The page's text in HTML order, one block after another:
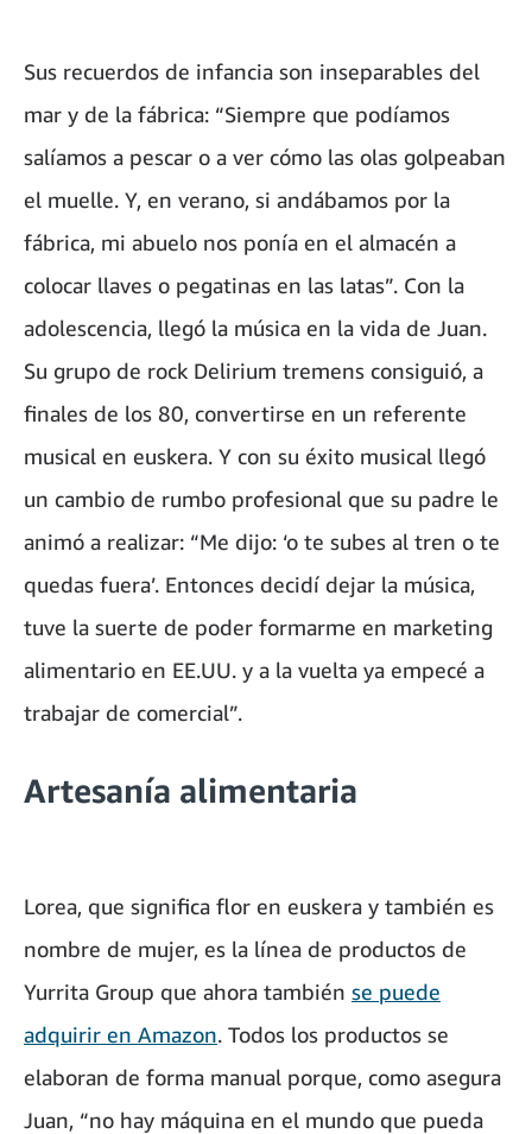
Sus recuerdos de infancia son inseparables del
mar y de la fábrica: “Siempre que podíamos
salíamos a pescar o a ver cómo las olas golpeaban
el muelle. Y, en verano, si andábamos por la
fábrica, mi abuelo nos ponía en el almacén a
colocar llaves o pegatinas en las latas”. Con la
adolescencia, llegó la música en la vida de Juan.
Su grupo de rock Delirium tremens consiguió, a
finales de los 80, convertirse en un referente
musical en euskera. Y con su éxito musical llegó
un cambio de rumbo profesional que su padre le
animó a realizar: “Me dijo: ‘o te subes al tren o te
quedas fuera’. Entonces decidí dejar la música,
tuve la suerte de poder formarme en marketing
alimentario en EE.UU. y a la vuelta ya empecé a
trabajar de comercial”.
Artesanía alimentaria
Lorea, que significa flor en euskera y también es
nombre de mujer, es la línea de productos de
Yurrita Group que ahora también se puede
adquirir en Amazon. Todos los productos se
elaboran de forma manual porque, como asegura
Juan, “no hay máquina en el mundo que pueda